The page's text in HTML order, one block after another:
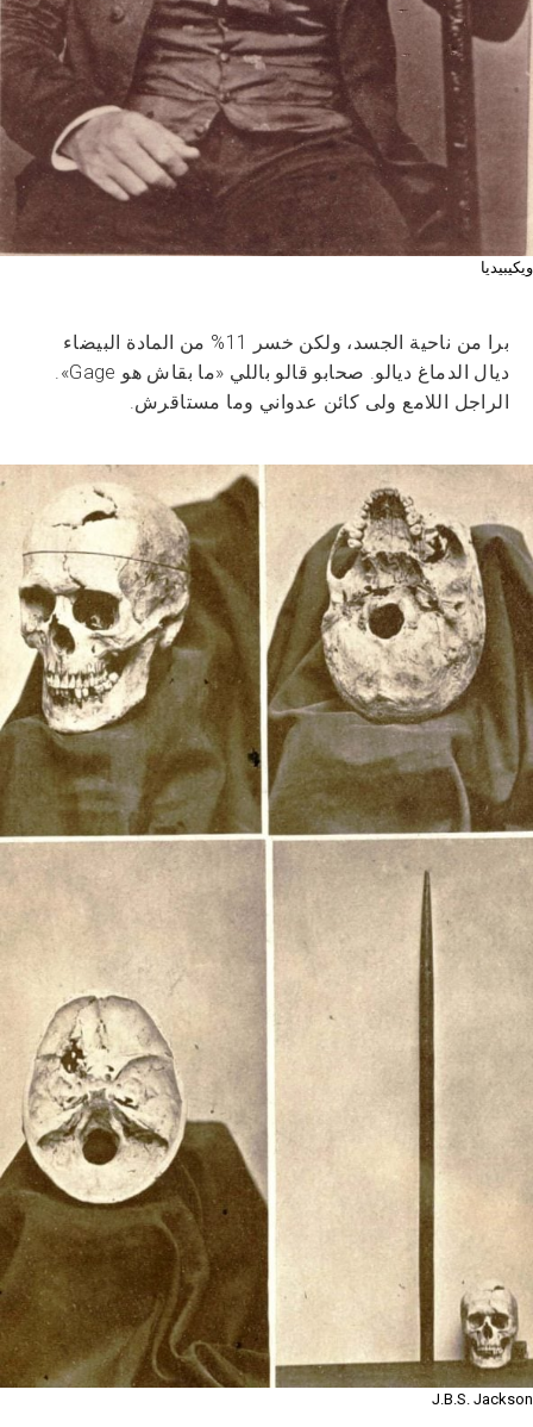
ويكيبيديا
برا من ناحية الجسد، ولكن خسر 11% من المادة البيضاء
ديال الدماغ ديالو. صحابو قالو باللي «ما بقاش هو Gage».
الراجل اللامع ولى كائن عدواني وما مستاقرش.
J.B.S. Jackson